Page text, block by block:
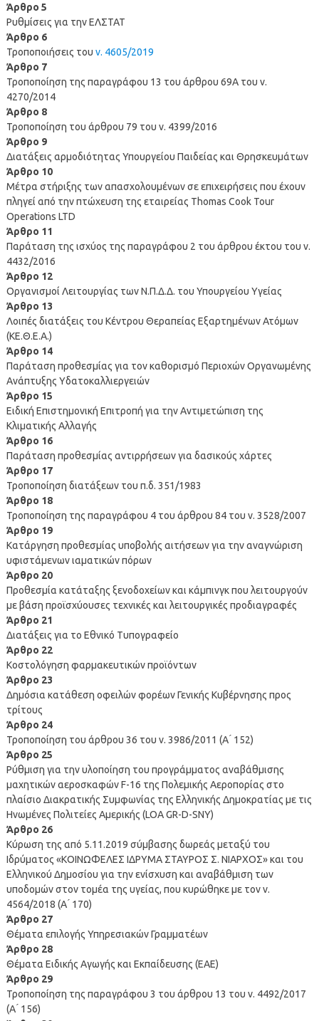
Άρθρο 5
Ρυθμίσεις για την ΕΛΣΤΑΤ
Άρθρο 6
Τροποποιήσεις του ν. 4605/2019
Άρθρο 7
Τροποποίηση της παραγράφου 13 του άρθρου 69Α του ν.
4270/2014
Άρθρο 8
Τροποποίηση του άρθρου 79 του ν. 4399/2016
Άρθρο 9
Διατάξεις αρμοδιότητας Υπουργείου Παιδείας και Θρησκευμάτων
Άρθρο 10
Μέτρα στήριξης των απασχολουμένων σε επιχειρήσεις που έχουν
πληγεί από την πτώχευση της εταιρείας Thomas Cook Tour
Operations LTD
Άρθρο 11
Παράταση της ισχύος της παραγράφου 2 του άρθρου έκτου του ν.
4432/2016
Άρθρο 12
Οργανισμοί Λειτουργίας των Ν.Π.Δ.Δ. του Υπουργείου Υγείας
Άρθρο 13
Λοιπές διατάξεις του Κέντρου Θεραπείας Εξαρτημένων Ατόμων
(ΚΕ.Θ.Ε.Α.)
Άρθρο 14
Παράταση προθεσμίας για τον καθορισμό Περιοχών Οργανωμένης
Ανάπτυξης Υδατοκαλλιεργειών
Άρθρο 15
Ειδική Επιστημονική Επιτροπή για την Αντιμετώπιση της
Κλιματικής Αλλαγής
Άρθρο 16
Παράταση προθεσμίας αντιρρήσεων για δασικούς χάρτες
Άρθρο 17
Τροποποίηση διατάξεων του π.δ. 351/1983
Άρθρο 18
Τροποποίηση της παραγράφου 4 του άρθρου 84 του ν. 3528/2007
Άρθρο 19
Κατάργηση προθεσμίας υποβολής αιτήσεων για την αναγνώριση
υφιστάμενων ιαματικών πόρων
Άρθρο 20
Προθεσμία κατάταξης ξενοδοχείων και κάμπινγκ που λειτουργούν
με βάση προϊσχύουσες τεχνικές και λειτουργικές προδιαγραφές
Άρθρο 21
Διατάξεις για το Εθνικό Τυπογραφείο
Άρθρο 22
Κοστολόγηση φαρμακευτικών προϊόντων
Άρθρο 23
Δημόσια κατάθεση οφειλών φορέων Γενικής Κυβέρνησης προς
τρίτους
Άρθρο 24
Τροποποίηση του άρθρου 36 του ν. 3986/2011 (Α ́ 152)
Άρθρο 25
Ρύθμιση για την υλοποίηση του προγράμματος αναβάθμισης
μαχητικών αεροσκαφών F-16 της Πολεμικής Αεροπορίας στο
πλαίσιο Διακρατικής Συμφωνίας της Ελληνικής Δημοκρατίας με τις
Ηνωμένες Πολιτείες Αμερικής (LOA GR-D-SNY)
Άρθρο 26
Κύρωση της από 5.11.2019 σύμβασης δωρεάς μεταξύ του
Ιδρύματος «ΚΟΙΝΩΦΕΛΕΣ ΙΔΡΥΜΑ ΣΤΑΥΡΟΣ Σ. ΝΙΑΡΧΟΣ» και του
Ελληνικού Δημοσίου για την ενίσχυση και αναβάθμιση των
υποδομών στον τομέα της υγείας, που κυρώθηκε με τον ν.
4564/2018 (Α ́ 170)
Άρθρο 27
Θέματα επιλογής Υπηρεσιακών Γραμματέων
Άρθρο 28
Θέματα Ειδικής Αγωγής και Εκπαίδευσης (ΕΑΕ)
Άρθρο 29
Τροποποίηση της παραγράφου 3 του άρθρου 13 του ν. 4492/2017
(Α ́ 156)